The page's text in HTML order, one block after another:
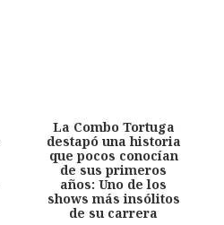
La Combo Tortuga
destapó una historia
que pocos conocían
de sus primeros
años: Uno de los
shows más insólitos
de su carrera